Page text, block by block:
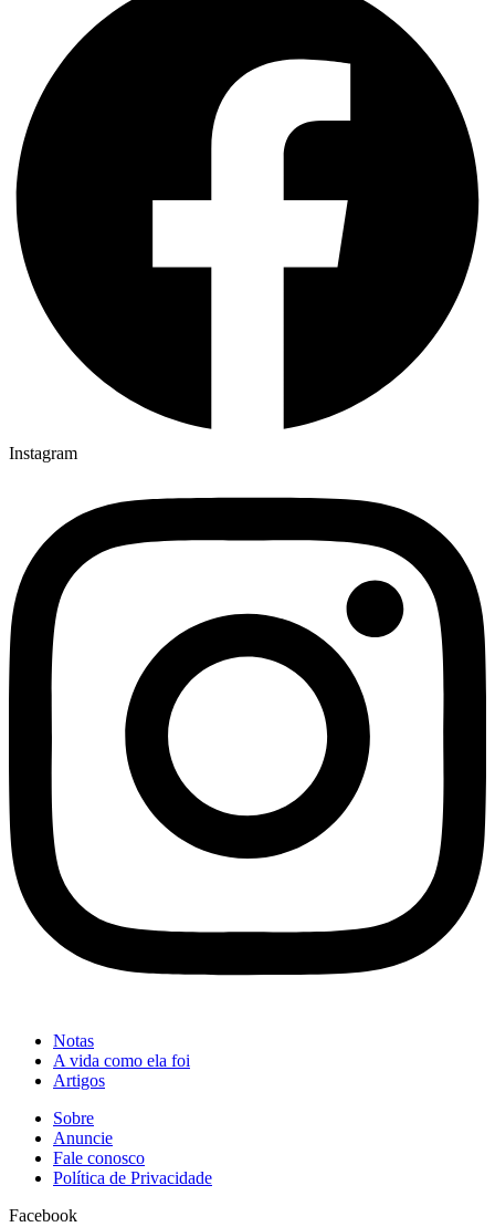
Instagram
Notas
A vida como ela foi
Artigos
Sobre
Anuncie
Fale conosco
Política de Privacidade
Facebook